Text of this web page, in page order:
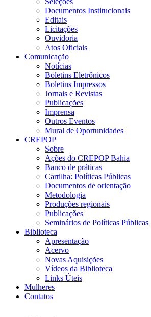
Documentos Institucionais
Editais
Licitações
Ouvidoria
Atos Oficiais
Comunicação
Notícias
Boletins Eletrônicos
Boletins Impressos
Jornais e Revistas
Publicações
Imprensa
Outros Eventos
Mural de Oportunidades
CREPOP
Sobre
Ações do CREPOP Bahia
Banco de práticas
Cartilha: Políticas Públicas
Documentos de orientação
Metodologia
Produções regionais
Publicações
Seminários de Políticas Públicas
Biblioteca
Apresentação
Acervo
Novas Aquisições
Vídeos da Biblioteca
Links Úteis
Mulheres
Contatos